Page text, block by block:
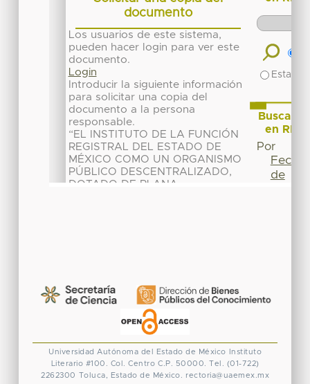
Universidad Autónoma del Estado de México
Instituto
Literario #100. Col. Centro C.P. 50000. Tel. (01-722)
2262300 Toluca, Estado de México. rectoria@uaemex.mx